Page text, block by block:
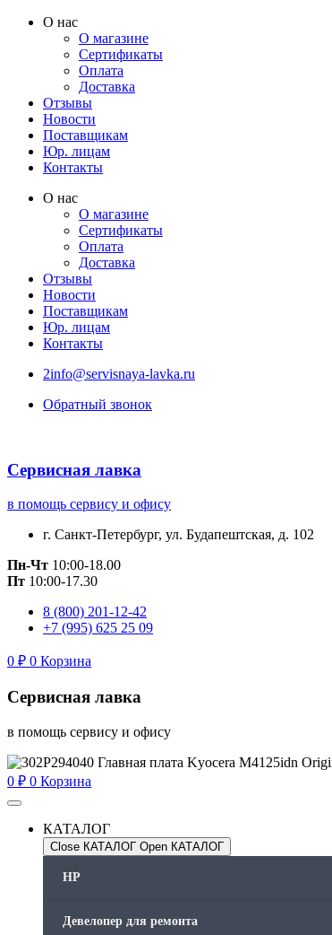
Перейти
содержимому
О нас
О магазине
Сертификаты
Оплата
Доставка
Отзывы
Новости
Поставщикам
Юр. лицам
Контакты
О нас
О магазине
Сертификаты
Оплата
Доставка
Отзывы
Новости
Поставщикам
Юр. лицам
Контакты
2info@servisnaya-lavka.ru
Обратный звонок
Сервисная лавка
в помощь сервису и офису
г. Санкт-Петербург, ул. Будапештская, д. 102
Пн-Чт 10:00-18.00
Пт 10:00-17.30
8 (800) 201-12-42
+7 (995) 625 25 09
0 ₽ 0 Корзина
Сервисная лавка
в помощь сервису и офису
0 ₽ 0 Корзина
КАТАЛОГ
Close КАТАЛОГ Open КАТАЛОГ
HP
Девелопер для ремонта